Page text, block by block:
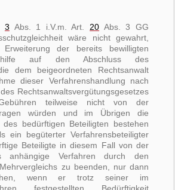
3 Abs. 1 i.V.m. Art. 20 Abs. 3 GG
wäre nicht gewahrt,
der bereits bewilligten
auf den Abschluss des
dem beigeordneten Rechtsanwalt
dieser Verfahrenshandlung nach
Rechtsanwaltsvergütungsgesetzes
teilweise nicht von der
würden und im Übrigen die
des bedürftigen Beteiligten bestehen
ein begüterter Verfahrensbeteiligter
Beteiligte in diesem Fall von der
anhängige Verfahren durch den
zu beenden, nur dann
wenn er trotz seiner im
festgestellten Bedürftigkeit